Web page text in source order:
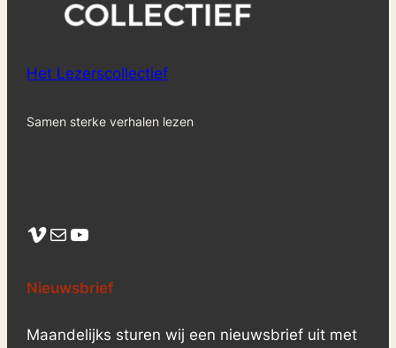
Het Lezerscollectief
Samen sterke verhalen lezen
Vimeo Mail YouTube
Nieuwsbrief
Maandelijks sturen wij een nieuwsbrief uit met